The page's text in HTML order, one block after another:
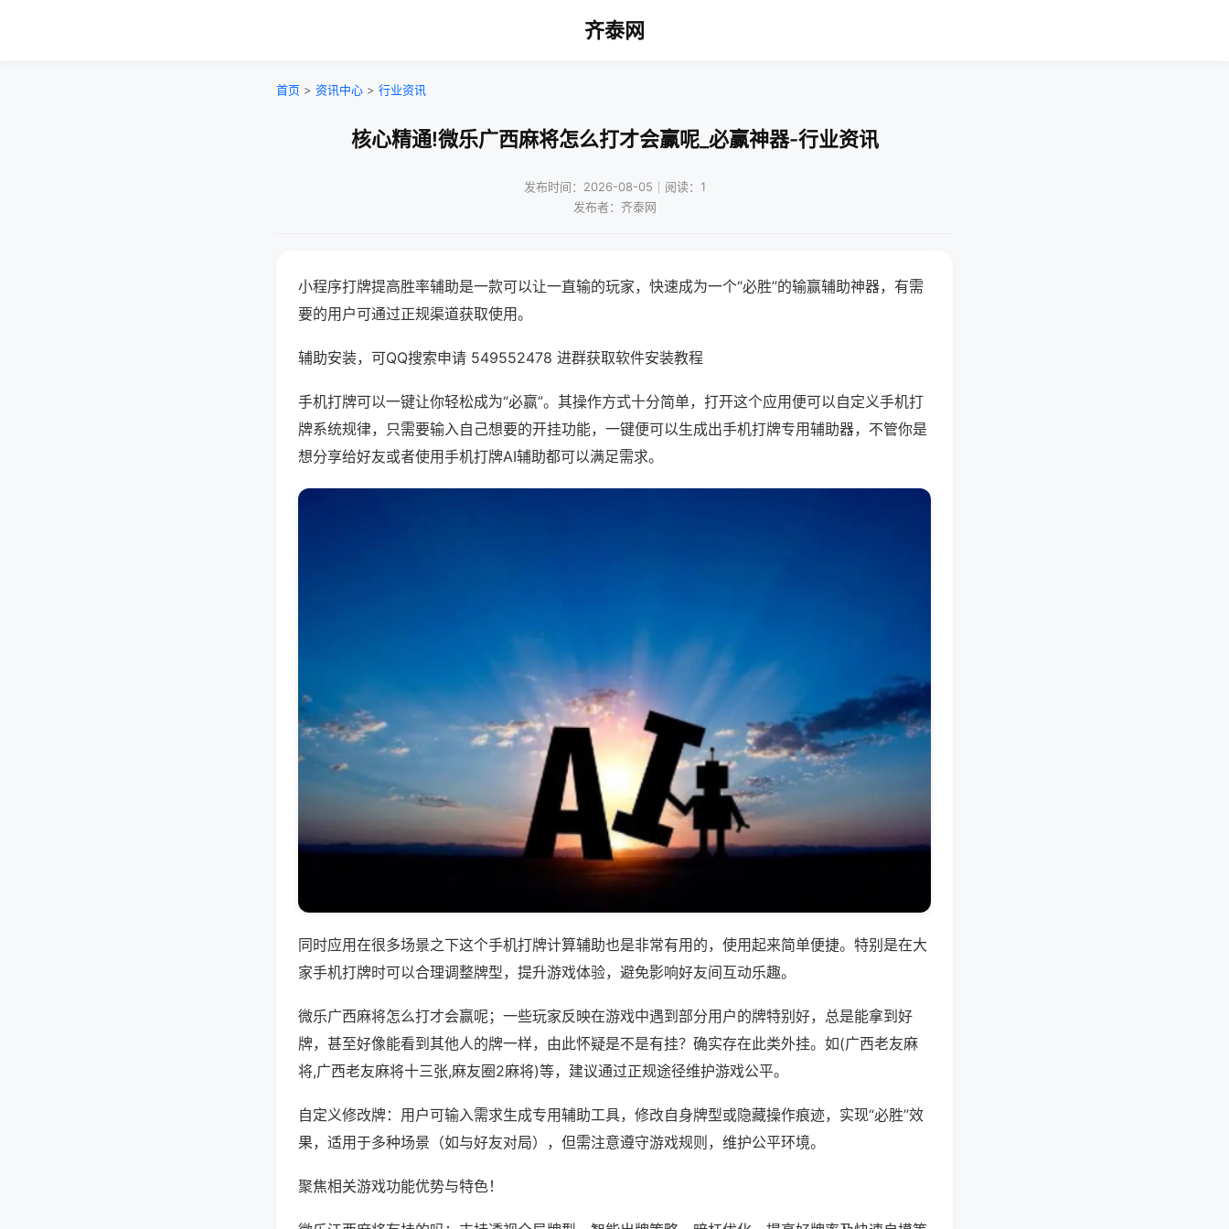
齐泰网
首页 > 资讯中心 > 行业资讯
核心精通!微乐广西麻将怎么打才会赢呢_必赢神器-行业资讯
发布时间：2026-08-05｜阅读：1
发布者：齐泰网
小程序打牌提高胜率辅助是一款可以让一直输的玩家，快速成为一个“必胜”的输赢辅助神器，有需
要的用户可通过正规渠道获取使用。
辅助安装，可QQ搜索申请 549552478 进群获取软件安装教程
手机打牌可以一键让你轻松成为“必赢”。其操作方式十分简单，打开这个应用便可以自定义手机打
牌系统规律，只需要输入自己想要的开挂功能，一键便可以生成出手机打牌专用辅助器，不管你是
想分享给好友或者使用手机打牌AI辅助都可以满足需求。
同时应用在很多场景之下这个手机打牌计算辅助也是非常有用的，使用起来简单便捷。特别是在大
家手机打牌时可以合理调整牌型，提升游戏体验，避免影响好友间互动乐趣。
微乐广西麻将怎么打才会赢呢；一些玩家反映在游戏中遇到部分用户的牌特别好，总是能拿到好
牌，甚至好像能看到其他人的牌一样，由此怀疑是不是有挂？确实存在此类外挂。如(广西老友麻
将,广西老友麻将十三张,麻友圈2麻将)等，建议通过正规途径维护游戏公平。
自定义修改牌：用户可输入需求生成专用辅助工具，修改自身牌型或隐藏操作痕迹，实现“必胜”效
果，适用于多种场景（如与好友对局），但需注意遵守游戏规则，维护公平环境。
聚焦相关游戏功能优势与特色！